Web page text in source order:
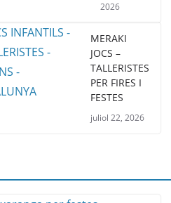
2026
MERAKI
JOCS –
TALLERISTES
PER FIRES I
FESTES
juliol 22, 2026